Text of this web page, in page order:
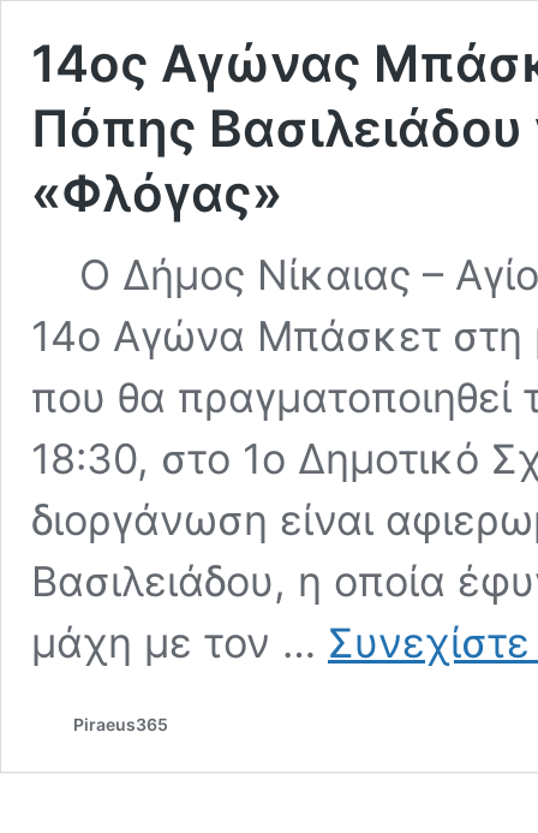
14ος Αγώνας
Πόπης Βασιλειάδου
«Φλόγας»
Ο Δήμος Νίκαιας –
14ο Αγώνα Μπάσκετ στη
που θα
18:30, στο 1ο Δημοτικό
διοργάνωση είναι
Βασιλειάδου, η οποία
μάχη με τον …
Piraeus365